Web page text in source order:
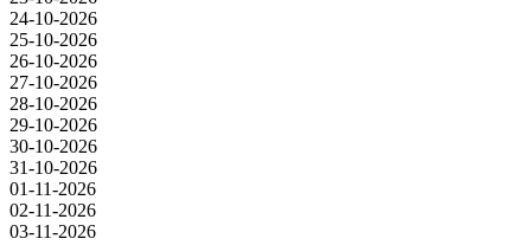
24-10-2026
25-10-2026
26-10-2026
27-10-2026
28-10-2026
29-10-2026
30-10-2026
31-10-2026
01-11-2026
02-11-2026
03-11-2026